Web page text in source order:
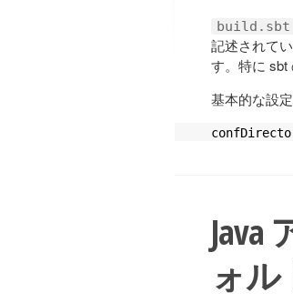
build.sbt
記述されて
す。特に sbt
基本的な設
Java
ォル